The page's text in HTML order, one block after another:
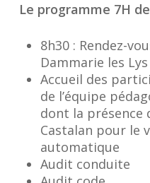
Le programme 7H
8h30 : Rendez-
Dammarie les Lys
Accueil des
de l’équipe
dont la présence
Castalan pour le
automatique
Audit conduite